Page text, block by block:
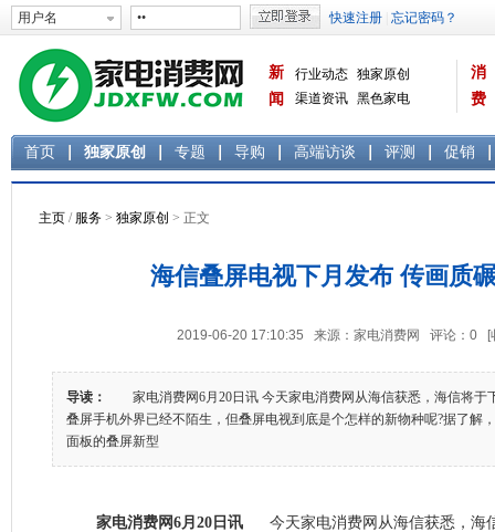
新
闻
行业动态 独家原创
渠道资讯 黑色家电
消
费
首页 独家原创 专题 导购 高端访谈 评测 促销
主页 / 服务 > 独家原创 > 正文
海信叠屏电视下月发布 传画质
2019-06-20 17:10:35 来源：家电消费网 评论： 0 [
导读：
家电消费网6月20日讯 今天家电消费网从海信获悉，海信将
叠屏手机外界已经不陌生，但叠屏电视到底是个怎样的新物种呢?据了解
面板的叠屏新型
家电消费网6月20日讯 今天家电消费网从海信获悉，海